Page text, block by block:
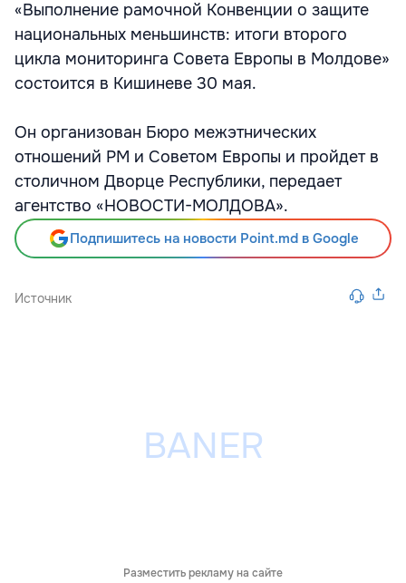
«Выполнение рамочной Конвенции о защите
национальных меньшинств: итоги второго
цикла мониторинга Совета Европы в Молдове»
состоится в Кишиневе 30 мая.
Он организован Бюро межэтнических
отношений РМ и Советом Европы и пройдет в
столичном Дворце Республики, передает
агентство «НОВОСТИ-МОЛДОВА».
Подпишитесь на новости Point.md в Google
Источник
Разместить рекламу на сайте